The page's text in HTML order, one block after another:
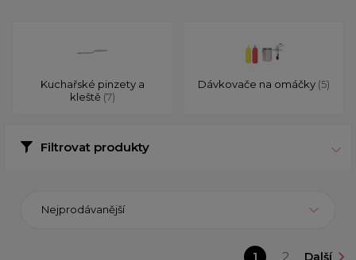
Kuchařské pinzety a
kleště (7)
Dávkovače na omáčky (5)
Filtrovat produkty
Nejprodávanější
1 2 Další